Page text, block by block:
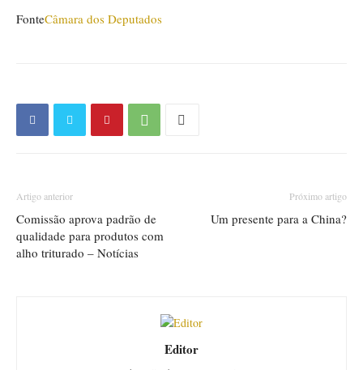
FonteCâmara dos Deputados
Artigo anterior
Comissão aprova padrão de
qualidade para produtos com
alho triturado – Notícias
Próximo artigo
Um presente para a China?
Editor